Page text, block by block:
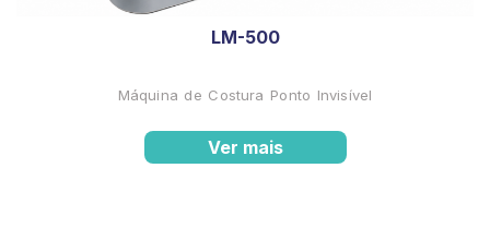
LM-500
Máquina de Costura Ponto Invisível
Ver mais